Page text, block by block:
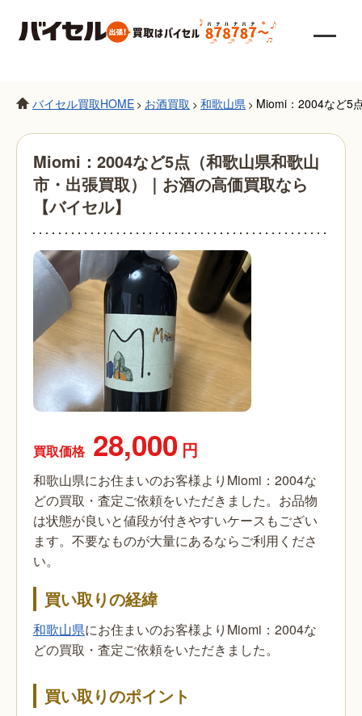
バイセル買取HOME > お酒買取 > 和歌山県 > Miomi：2004など5
Miomi：2004など5点（和歌山県和歌山
市・出張買取）｜お酒の高価買取なら
【バイセル】
買取価格 28,000 円
和歌山県にお住まいのお客様よりMiomi：2004な
どの買取・査定ご依頼をいただきました。お品物
は状態が良いと値段が付きやすいケースもござい
ます。不要なものが大量にあるならご利用くださ
い。
買い取りの経緯
和歌山県にお住まいのお客様よりMiomi：2004な
どの買取・査定ご依頼をいただきました。
買い取りのポイント